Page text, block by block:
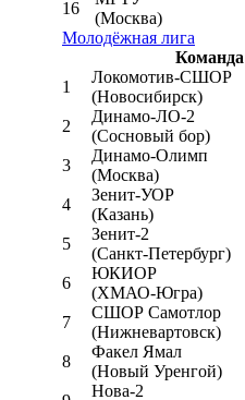
16
(Москва)
Молодёжная лига
Команда
1
Локомотив-CШОР
(Новосибирск)
2
Динамо-ЛО-2
(Сосновый бор)
3
Динамо-Олимп
(Москва)
4
Зенит-УОР
(Казань)
5
Зенит-2
(Санкт-Петербург)
6
ЮКИОР
(ХМАО-Югра)
7
СШОР Самотлор
(Нижневартовск)
8
Факел Ямал
(Новый Уренгой)
Нова-2